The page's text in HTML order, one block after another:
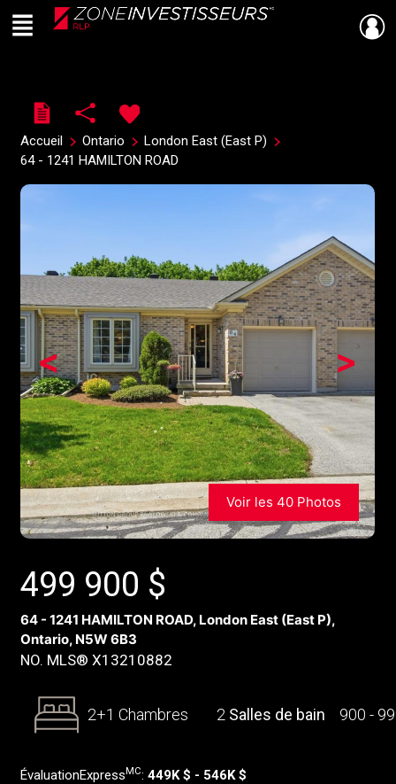
Live
En Direct
Menu
Accueil Ontario
London East (East P)
64 - 1241 HAMILTON ROAD
>
<
Voir les 40 Photos
499 900 $
64 - 1241 HAMILTON ROAD, London East (East P),
Ontario, N5W 6B3
NO. MLS® X13210882
2+1 Chambres 2 Salles de bain 900 -
ÉvaluationExpress MC: 449K $ - 546K $